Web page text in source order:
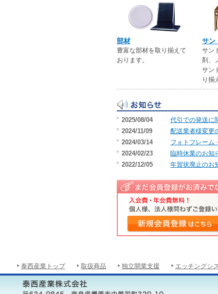
部材
豊富な部材を取り揃えて
おります。
サン
サン
剤、
サン
り揃
2025/08/04
代引での発送に
2024/11/09
配送業者様変更
2024/03/14
フォトフレーム
2024/02/23
臨時休業のお知
2022/12/05
年賀状廃止のお
泰西産業トップ 取扱商品 独立開業支援 エッチングシ